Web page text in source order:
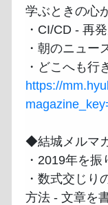
学ぶときの心
・CI/CD - 再
・朝のニュー
https://
◆結城メルマ
・2019年を
・数式交じり
方法 - 文章を